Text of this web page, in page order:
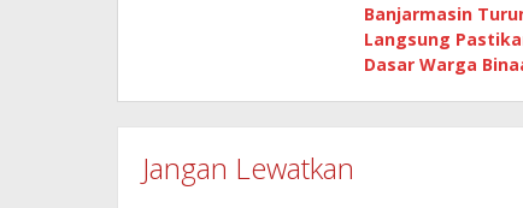
Banjarmasin
Langsung
Dasar Warga
Jangan Lewatkan